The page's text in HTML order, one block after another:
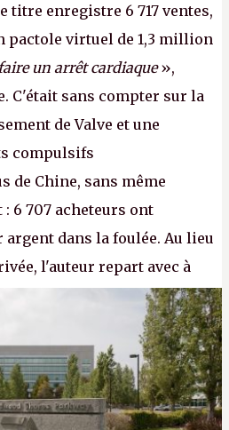
titre enregistre 6 717 ventes,
virtuel de 1,3 million
un arrêt cardiaque»,
C'était sans compter sur la
de Valve et une
compulsifs
de Chine, sans même
6 707 acheteurs ont
dans la foulée. Au lieu
l'auteur repart avec à
poche. C'est toujours plus
passé à dev, mais ça
qu'on ne braque pas
P.